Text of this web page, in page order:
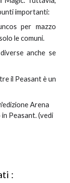
importanti:
per mazzo
le comuni.
anche se
il Peasant è un
Arena
Peasant. (vedi
: